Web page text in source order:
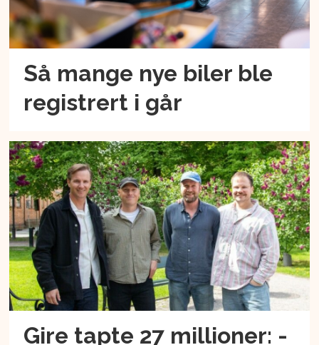
Så mange nye biler ble
registrert i går
Gire tapte 27 millioner: -